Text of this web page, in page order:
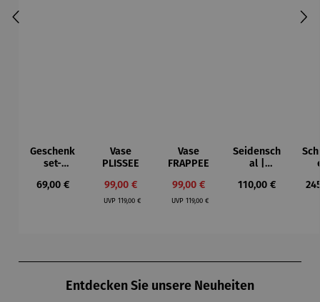
Geschenk
set-
ste
Regulärer Preis:
69,00 €
Vase
PLISSEE
Verkaufspreis:
99,00 €
UVPRegulärer Preis:
119,00 €
Vase
FRAPPEE
Verkaufspreis:
99,00 €
UVPRegulärer Preis:
119,00 €
Seidensch
al |
– Claude
Regulärer Preis:
110,00 €
–
Entdecken Sie unsere Neuheiten